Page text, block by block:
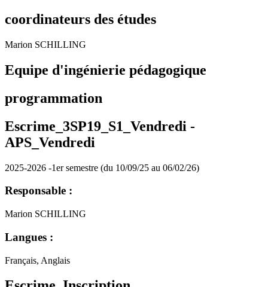
coordinateurs des études
Marion SCHILLING
Equipe d'ingénierie pédagogique
programmation
Escrime_3SP19_S1_Vendredi -
APS_Vendredi
2025-2026 -1er semestre (du 10/09/25 au 06/02/26)
Responsable :
Marion SCHILLING
Langues :
Français, Anglais